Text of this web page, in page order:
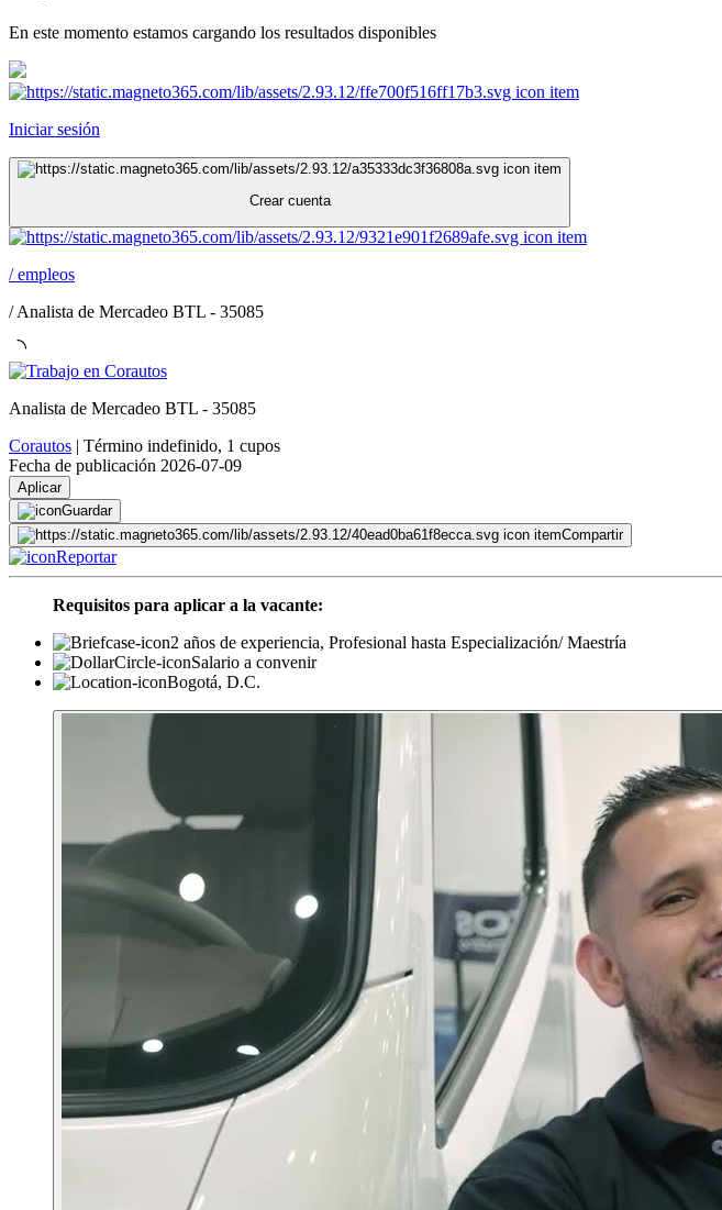
En este momento estamos cargando los resultados disponibles
Iniciar sesión
Crear cuenta
/empleos
/Analista de Mercadeo BTL - 35085
Analista de Mercadeo BTL - 35085
Corautos | Término indefinido, 1 cupos
Fecha de publicación 2026-07-09
Aplicar
Guardar
Compartir
Reportar
Requisitos para aplicar a la vacante:
2 años de experiencia, Profesional hasta Especialización/ Maestría
Salario a convenir
Bogotá, D.C.